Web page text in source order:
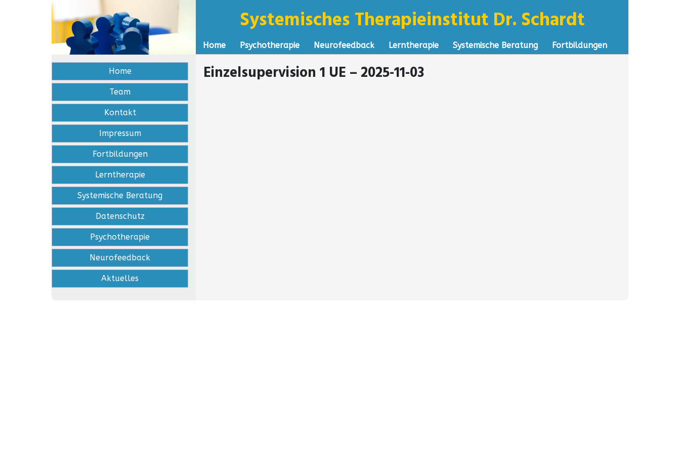
Systemisches Therapieinstitut Dr. Schardt
Home Psychotherapie Neurofeedback Lerntherapie Systemische Beratung Fortbildungen
Home
Team
Kontakt
Impressum
Fortbildungen
Lerntherapie
Systemische Beratung
Datenschutz
Psychotherapie
Neurofeedback
Aktuelles
Einzelsupervision 1 UE – 2025-11-03